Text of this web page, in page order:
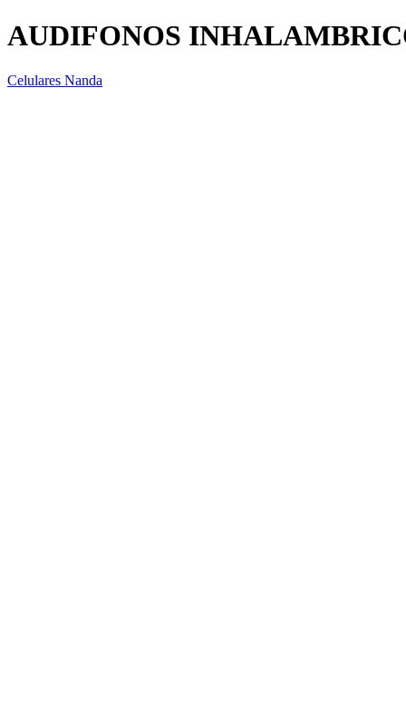
AUDIFONOS
Celulares Nanda